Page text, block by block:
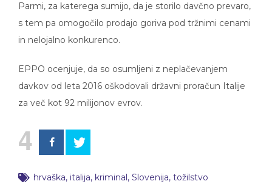
Parmi, za katerega sumijo, da je storilo davčno prevaro,
s tem pa omogočilo prodajo goriva pod tržnimi cenami
in nelojalno konkurenco.
EPPO ocenjuje, da so osumljeni z neplačevanjem
davkov od leta 2016 oškodovali državni proračun Italije
za več kot 92 milijonov evrov.
4
hrvaška, italija, kriminal , Slovenija, tožilstvo